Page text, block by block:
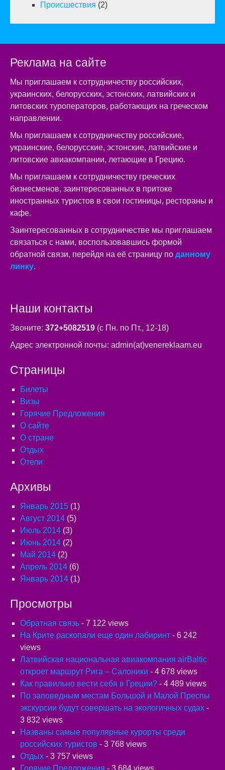
Происшествия (2)
Реклама на сайте
Мы приглашаем к сотрудничеству российских,
украинских, белорусских, эстонских, латвийских и
литовских туроператоров, работающих на греческом
направлении.
Мы приглашаем к сотрудничеству российские,
украинские, белорусские, эстонские, латвийские и
литовские авиакомпании, летающие в Грецию.
Мы приглашаем к сотрудничеству греческих
бизнесменов, заинтересованных в притоке
иностранных туристов в свои гостиницы, рестораны и
кафе.
Заинтересованных в сотрудничестве мы приглашаем
связаться с нами, воспользовавшись формой
обратной связи, перейдя на её страницу по данному
линку.
Наши контакты
Звоните: 372+5082519 (с Пн. по Пт., 12-18)
Адрес электронной почты: admin(at)venereklaam.eu
Страницы
Билеты
Визы
Горячие Предложения
О сайте
О стране
Отдых
Отели
Архивы
Январь 2015 (1)
Август 2014 (5)
Июль 2014 (3)
Июнь 2014 (2)
Май 2014 (2)
Апрель 2014 (6)
Январь 2014 (1)
Просмотры
Обратная связь - 7 122 views
На Крите раскопали еще один лабиринт - 6 242
views
Латвийская национальная авиакомпания airBaltic
откроет маршрут Рига – Салоники - 4 678 views
Как правильно вести себя в Греции? - 4 489 views
По заповедным местам Большой и Малой Преспы
экскурсии будут совершать на экологичных судах -
3 832 views
Названы самые популярные курорты среди
российских туристов - 3 768 views
Отдых - 3 757 views
Горячие Предложения - 3 684 views